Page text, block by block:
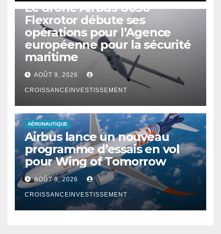
Le drone Airbus U030
Flexrotor débute ses
opérations pour l’Agence
européenne pour la sécurité
maritime
AOÛT 9, 2026
CROISSANCEINVESTISSEMENT
AÉRONAUTIQUE
Airbus lance un nouveau
programme d’essais en vol
pour Wing of Tomorrow
AOÛT 9, 2026
CROISSANCEINVESTISSEMENT